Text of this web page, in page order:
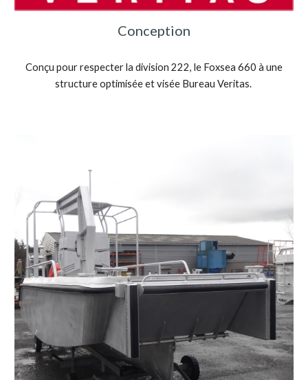
Conception
Conçu pour respecter la division 222, le Foxsea 660 à une
structure optimisée et visée Bureau Veritas.